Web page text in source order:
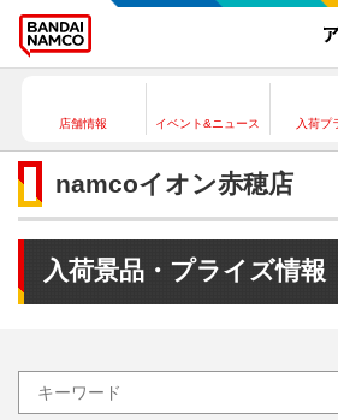
店舗情報 イベント&ニュース 入荷プ
namcoイオン赤穂店
入荷景品・プライズ情報